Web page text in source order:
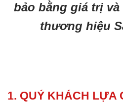
bảo bằng giá trị
thương hiệu
1. QUÝ KHÁCH LỰA